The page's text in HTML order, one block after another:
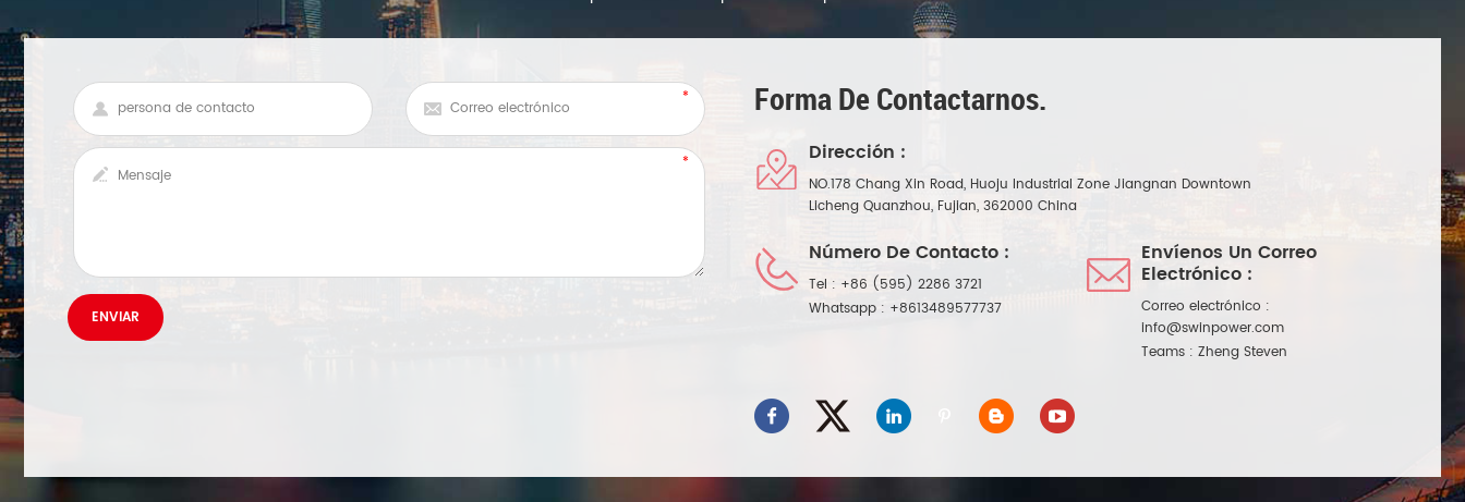
Forma De Contactarnos.
Dirección :
NO.178 Chang Xin Road, Huoju Industrial Zone Jiangnan Downtown
Licheng Quanzhou, Fujian, 362000 China
Número De Contacto :
Tel : +86 (595) 2286 3721
Whatsapp : +8613489577737
Envíenos Un Correo
Electrónico :
Correo electrónico :
info@swinpower.com
Teams : Zheng Steven